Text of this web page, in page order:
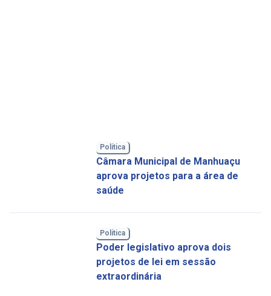
Política
Câmara Municipal de Manhuaçu
aprova projetos para a área de
saúde
Política
Poder legislativo aprova dois
projetos de lei em sessão
extraordinária